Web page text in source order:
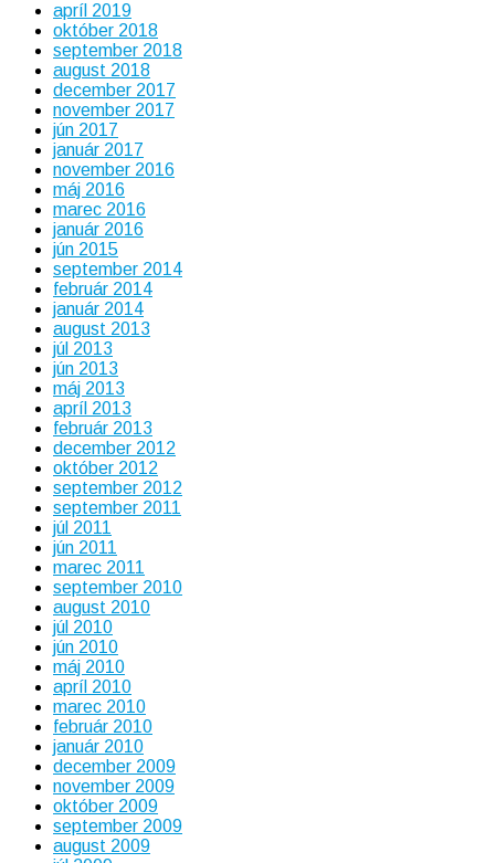
apríl 2019
október 2018
september 2018
august 2018
december 2017
november 2017
jún 2017
január 2017
november 2016
máj 2016
marec 2016
január 2016
jún 2015
september 2014
február 2014
január 2014
august 2013
júl 2013
jún 2013
máj 2013
apríl 2013
február 2013
december 2012
október 2012
september 2012
september 2011
júl 2011
jún 2011
marec 2011
september 2010
august 2010
júl 2010
jún 2010
máj 2010
apríl 2010
marec 2010
február 2010
január 2010
december 2009
november 2009
október 2009
september 2009
august 2009